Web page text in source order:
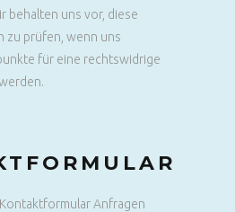
behalten uns vor, diese
zu prüfen, wenn uns
für eine rechtswidrige
Anfragen